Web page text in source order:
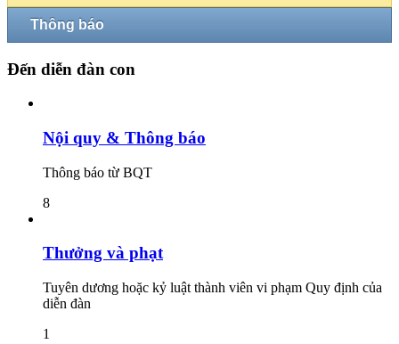
Thông báo
Đến diễn đàn con
Nội quy & Thông báo
Thông báo từ BQT
8
Thưởng và phạt
Tuyên dương hoặc kỷ luật thành viên vi phạm Quy định của
diễn đàn
1